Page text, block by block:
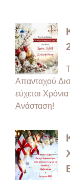
Απανταχού
εύχεται
Ανάσταση!